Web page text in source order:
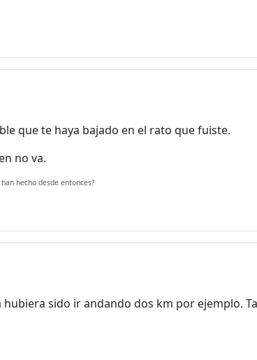
que te haya bajado en el rato que fuiste.
no va.
hecho desde entonces?
sido ir andando dos km por ejemplo.